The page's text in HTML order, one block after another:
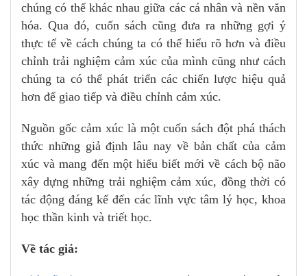
chúng có thể khác nhau giữa các cá nhân và nền văn
hóa. Qua đó, cuốn sách cũng đưa ra những gợi ý
thực tế về cách chúng ta có thể hiểu rõ hơn và điều
chỉnh trải nghiệm cảm xúc của mình cũng như cách
chúng ta có thể phát triển các chiến lược hiệu quả
hơn để giao tiếp và điều chỉnh cảm xúc.
Nguồn gốc cảm xúc là một cuốn sách đột phá thách
thức những giả định lâu nay về bản chất của cảm
xúc và mang đến một hiểu biết mới về cách bộ não
xây dựng những trải nghiệm cảm xúc, đồng thời có
tác động đáng kể đến các lĩnh vực tâm lý học, khoa
học thần kinh và triết học.
Về tác giả: